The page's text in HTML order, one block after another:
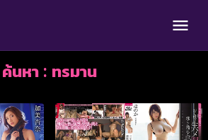
ค้นหา : ทรมาน